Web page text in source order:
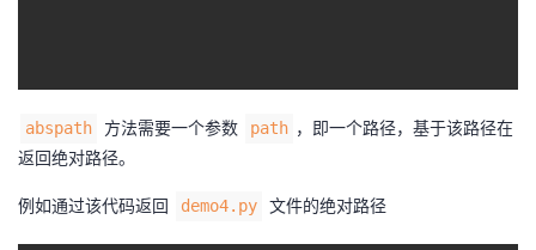
abspath 方法需要一个参数 path ，即一个路径，基于该路径在
返回绝对路径。
例如通过该代码返回 demo4.py 文件的绝对路径